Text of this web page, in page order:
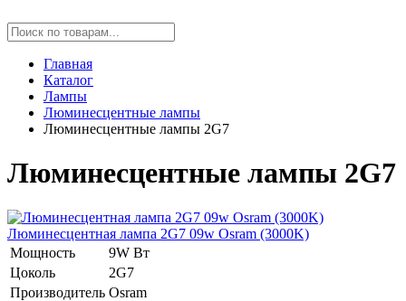
Главная
Каталог
Лампы
Люминесцентные лампы
Люминесцентные лампы 2G7
Люминесцентные лампы 2G7
Люминесцентная лампа 2G7 09w Osram (3000K)
Мощность
9W Вт
Цоколь
2G7
Производитель Osram